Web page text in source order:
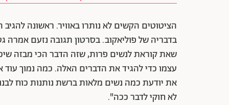
הציטוטים הקשים לא נותרו באוויר. ראשונה
בדבריה של פוליאקוב. בסרטון תגובה נזעם אמרה
שאת קוראת לנשים פרות, שזה הדבר הכי מבזה
עצמו כדי להגיד את הדברים האלה. כמה נמוך
את יודעת כמה נשים מלאות ברשת נותנות כוח
לא חוקי לדבר ככה".